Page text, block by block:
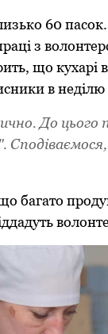
60
з
що кухарі
в
До цього
багато